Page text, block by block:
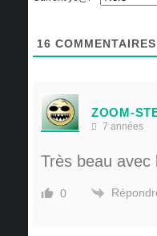
16 COMMENTAIRES
ZOOM-
7 années
Très beau
0